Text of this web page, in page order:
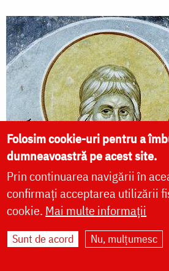
Folosim cookie-uri pentru a
dumneavoastră pe acest site.
Prin continuarea navigării în
confirmați acceptarea utilizării
cookie. Mai multe informații
Sunt de acord Nu, mulțumesc